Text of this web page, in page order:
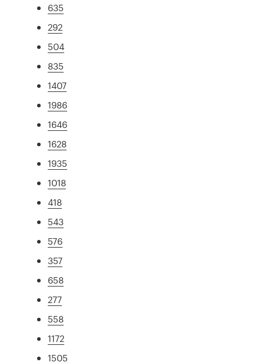
635
292
504
835
1407
1986
1646
1628
1935
1018
418
543
576
357
658
277
558
1172
1505